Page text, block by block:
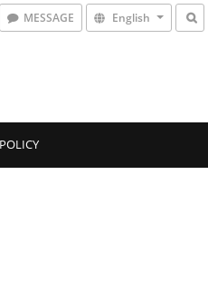
MESSAGE English